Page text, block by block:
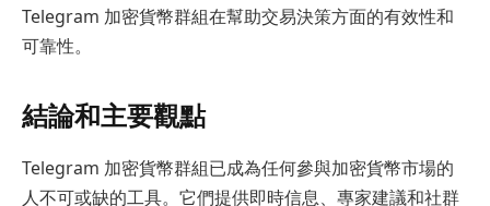
Telegram 加密貨幣群組在幫助交易決策方面的有效性和
可靠性。
結論和主要觀點
Telegram 加密貨幣群組已成為任何參與加密貨幣市場的
人不可或缺的工具。它們提供即時信息、專家建議和社群